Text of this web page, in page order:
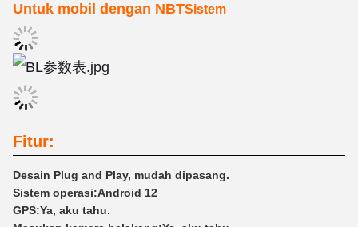
Untuk mobil dengan NBTSistem
Fitur:
Desain Plug and Play, mudah dipasang.
Sistem operasi:Android 12
GPS:Ya, aku tahu.